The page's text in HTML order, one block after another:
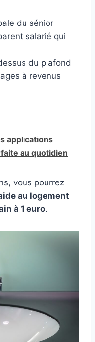
du sénior
salarié qui
du plafond
à revenus
applications
au quotidien
vous pourrez
au logement
à 1 euro.